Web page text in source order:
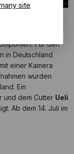
site
Für den
in Deutschland
einer Kamera
wurden
Ein
und dem Cutter Ueli
Ab dem 14. Juli im